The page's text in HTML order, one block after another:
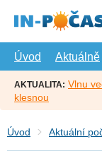
hlavní
Úvod
Aktuálně
AKTUALITA: Vlnu
klesnou
Úvod Aktuální